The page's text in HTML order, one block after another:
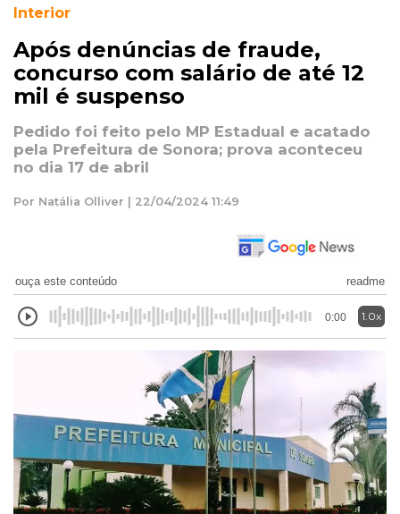
Interior
Após denúncias de fraude,
concurso com salário de até 12
mil é suspenso
Pedido foi feito pelo MP Estadual e acatado
pela Prefeitura de Sonora; prova aconteceu
no dia 17 de abril
Por Natália Olliver | 22/04/2024 11:49
ouça este conteúdo readme
0:00 1.0x